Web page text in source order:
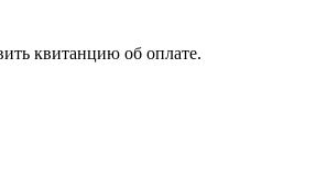
квитанцию об оплате.